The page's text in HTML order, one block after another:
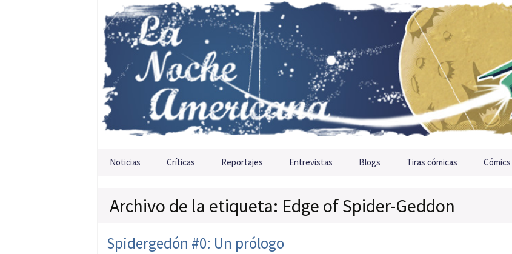
Saltar al contenido
Noticias Críticas Reportajes Entrevistas Blogs Tiras cómicas Cómics
Archivo de la etiqueta: Edge of Spider-Geddon
Spidergedón #0: Un prólogo